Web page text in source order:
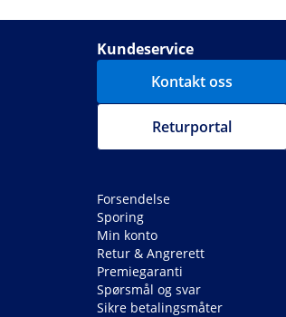
Kundeservice
Kontakt oss
Returportal
Forsendelse
Sporing
Min konto
Retur & Angrerett
Premiegaranti
Spørsmål og svar
Sikre betalingsmåter